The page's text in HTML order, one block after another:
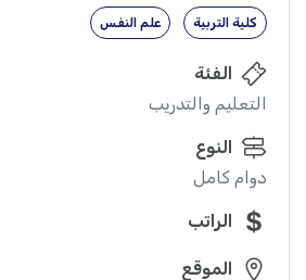
كلية التربية علم النفس
الفئة
التعليم والتدريب
النوع
دوام كامل
الراتب
الموقع